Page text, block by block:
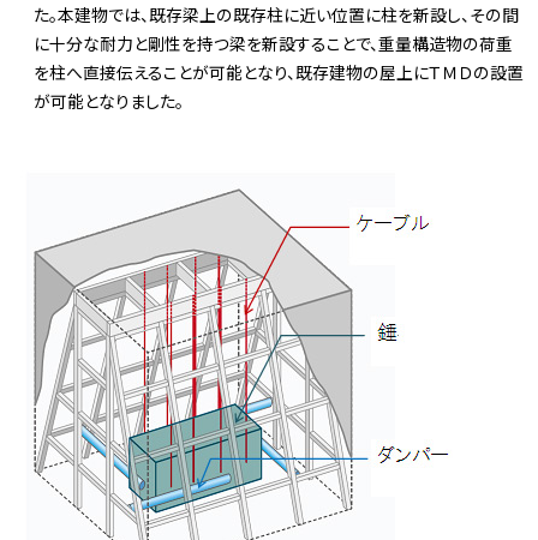
た。本建物では、既存梁上の既存柱に近い位置に柱を新設し、その間
に十分な耐力と剛性を持つ梁を新設することで、重量構造物の荷重
を柱へ直接伝えることが可能となり、既存建物の屋上にＴＭＤの設置
が可能となりました。